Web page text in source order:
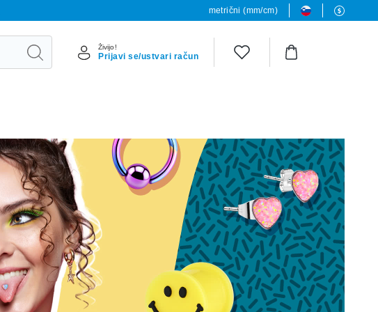
metrični (mm/cm)
Živijo!
Prijavi se/ustvari račun